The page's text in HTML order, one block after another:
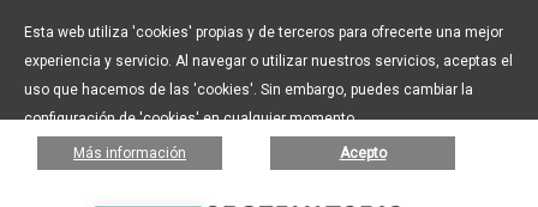
Esta web utiliza 'cookies' propias y de terceros para ofrecerte una mejor
experiencia y servicio. Al navegar o utilizar nuestros servicios, aceptas el
uso que hacemos de las 'cookies'. Sin embargo, puedes cambiar la
configuración de 'cookies' en cualquier momento.
Más información Acepto